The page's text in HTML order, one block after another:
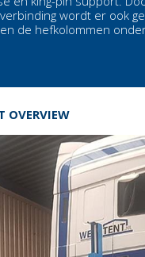
wordt er ook
de hefkolommen
OVERVIEW